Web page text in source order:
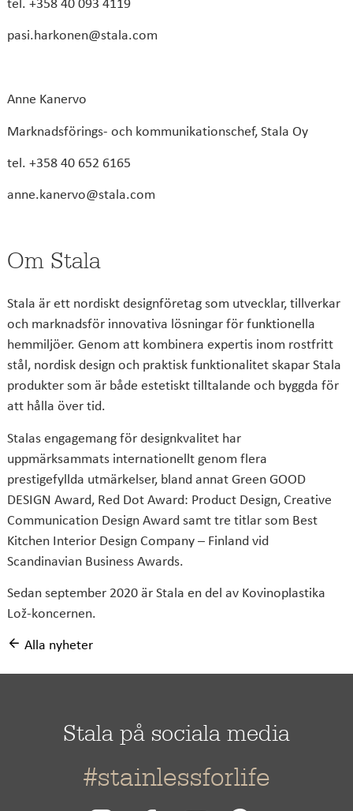
pasi.harkonen@stala.com
Anne Kanervo
Marknadsförings- och kommunikationschef, Stala Oy
tel. +358 40 652 6165
anne.kanervo@stala.com
Om Stala
Stala är ett nordiskt designföretag som utvecklar, tillverkar
och marknadsför innovativa lösningar för funktionella
hemmiljöer. Genom att kombinera expertis inom rostfritt
stål, nordisk design och praktisk funktionalitet skapar Stala
produkter som är både estetiskt tilltalande och byggda för
att hålla över tid.
Stalas engagemang för designkvalitet har
uppmärksammats internationellt genom flera
prestigefyllda utmärkelser, bland annat Green GOOD
DESIGN Award, Red Dot Award: Product Design, Creative
Communication Design Award samt tre titlar som Best
Kitchen Interior Design Company – Finland vid
Scandinavian Business Awards.
Sedan september 2020 är Stala en del av Kovinoplastika
Lož-koncernen.
Alla nyheter
Stala på sociala media
#stainlessforlife